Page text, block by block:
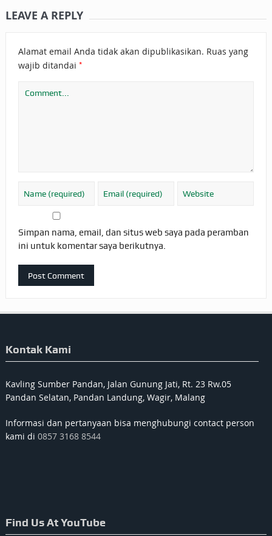
LEAVE A REPLY
Alamat email Anda tidak akan dipublikasikan. Ruas yang
wajib ditandai *
Simpan nama, email, dan situs web saya pada peramban
ini untuk komentar saya berikutnya.
Kontak Kami
Kavling Sumber Pandan, Jalan Gunung Jati, Rt. 23 Rw.05
Pandan Selatan, Pandan Landung, Wagir, Malang
Informasi dan pertanyaan bisa menghubungi contact person
kami di 0857 3168 8544
Find Us At YouTube